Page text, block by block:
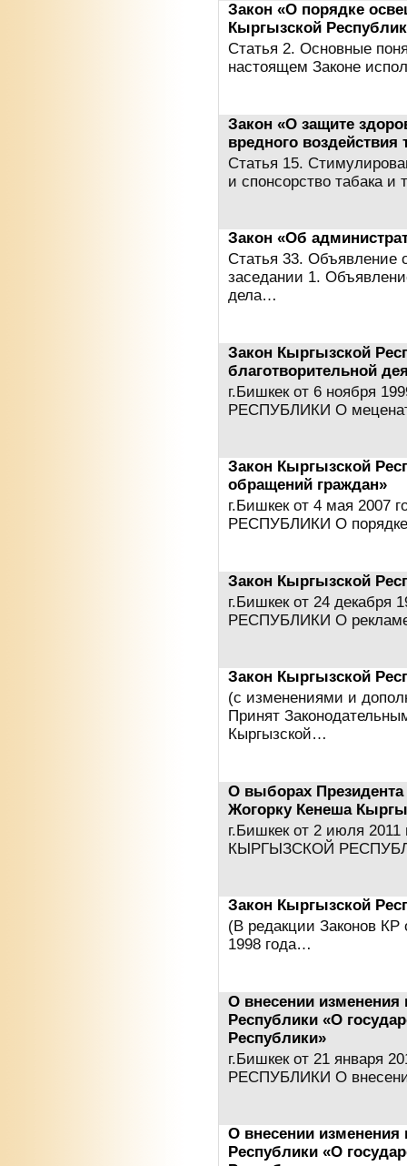
Закон «О порядке
Кыргызской
Статья 2. Основные
настоящем Законе
Закон «О защите
вредного воздействия
Статья 15.
и спонсорство табака
Закон «Об
Статья 33. Объявление
заседании 1.
дела…
Закон Кыргызской
благотворительной
г.Бишкек от 6 ноября
РЕСПУБЛИКИ О
Закон Кыргызской
обращений граждан»
г.Бишкек от 4 мая
РЕСПУБЛИКИ О
Закон Кыргызской
г.Бишкек от 24
РЕСПУБЛИКИ О
Закон Кыргызской
(с изменениями и
Принят
Кыргызской…
О выборах
Жогорку Кенеша
г.Бишкек от 2 июля
КЫРГЫЗСКОЙ
Закон Кыргызской
(В редакции Законов КР
1998 года…
О внесении
Республики «О
Республики»
г.Бишкек от 21 января
РЕСПУБЛИКИ О
О внесении
Республики «О